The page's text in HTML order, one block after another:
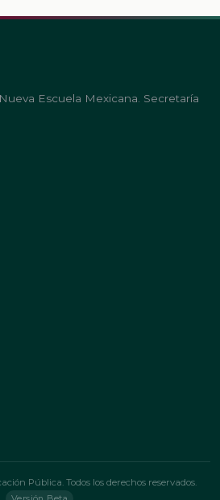
Escuela Mexicana. Secretaría
Pública. Todos los derechos reservados.